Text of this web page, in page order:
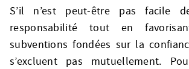
S’il n’est peut-être pas facile
responsabilité tout en
subventions fondées sur la
s’excluent pas mutuellement.